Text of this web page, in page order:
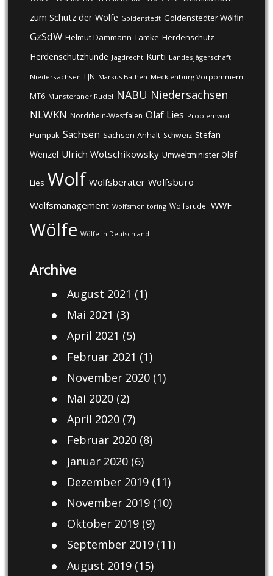
zum Schutz der Wölfe Goldenstedt Goldenstedter Wölfin
GzSdW Helmut Dammann-Tamke Herdenschutz
Herdenschutzhunde Jagdrecht Kurti Landesjägerschaft
Niedersachsen LJN Markus Bathen Mecklenburg Vorpommern
MT6 Munsteraner Rudel NABU Niedersachsen
NLWKN Nordrhein-Westfalen Olaf Lies Problemwolf
Pumpak Sachsen Sachsen-Anhalt Schweiz Stefan
Wenzel Ulrich Wotschikowsky Umweltminister Olaf
Lies Wolf Wolfsberater Wolfsbüro
Wolfsmanagement Wolfsmonitoring Wolfsrudel WWF
Wölfe Wölfe in Deutschland
Archive
August 2021 (1)
Mai 2021 (3)
April 2021 (5)
Februar 2021 (1)
November 2020(1)
Mai 2020(2)
April 2020(7)
Februar 2020(8)
Januar 2020(6)
Dezember 2019(11)
November 2019(10)
Oktober 2019(9)
September 2019(11)
August 2019(15)